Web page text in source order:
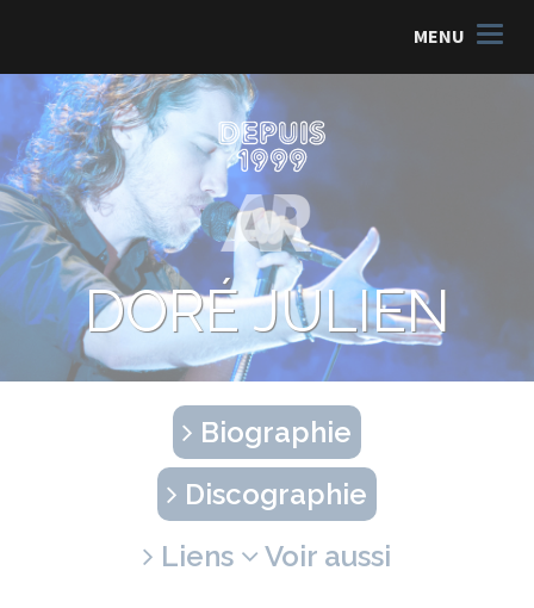
MENU
DORÉ JULIEN
Biographie
Discographie
Liens
Voir aussi